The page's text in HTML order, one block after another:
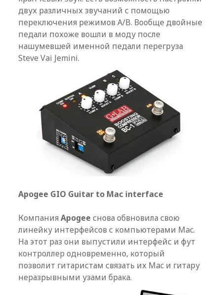
двух различных звучаний с помощью
переключения режимов A/B. Вообще двойные
педали похоже вошли в моду после
нашумевшей именной педали перегруза
Steve Vai Jemini.
Apogee GIO Guitar to Mac interface
КомпанияApogee снова обвновила свою
линейку интерфейсов с компьютерами Mac.
На этот раз они выпустили интерфейс и фут
контроллер одновременно, который
позволит гитаристам связать их Mac и гитару
неразрывными узами брака.